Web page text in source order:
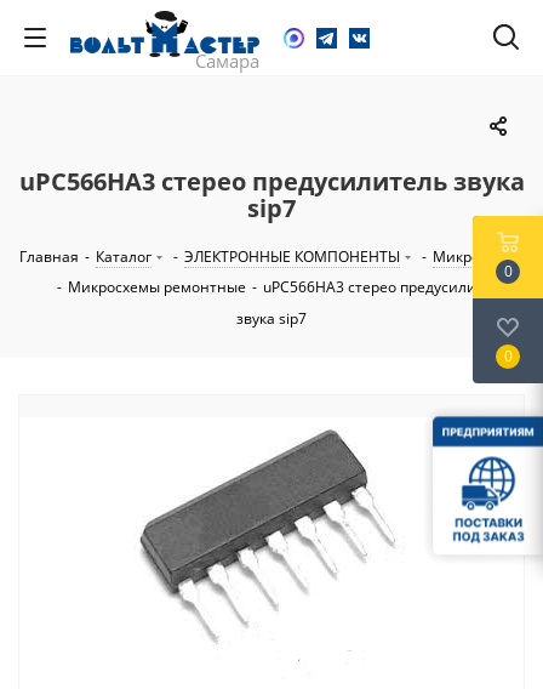
uPC566HA3 стерео предусилитель звука
sip7
Главная - Каталог - ЭЛЕКТРОННЫЕ КОМПОНЕНТЫ - Микросхемы
- Микросхемы ремонтные - uPC566HA3 стерео предусилитель
звука sip7
0
0